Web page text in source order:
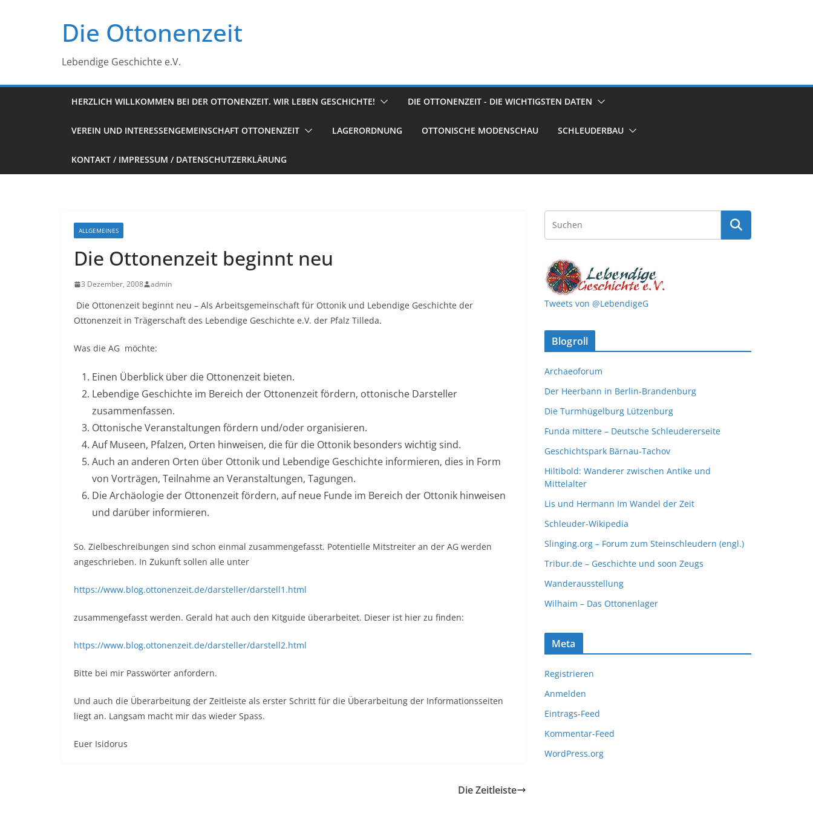
Die Ottonenzeit
Lebendige Geschichte e.V.
HERZLICH WILLKOMMEN BEI DER OTTONENZEIT. WIR LEBEN GESCHICHTE! DIE OTTONENZEIT - DIE WICHTIGSTEN DATEN
VEREIN UND INTERESSENGEMEINSCHAFT OTTONENZEIT LAGERORDNUNG OTTONISCHE MODENSCHAU SCHLEUDERBAU
KONTAKT / IMPRESSUM / DATENSCHUTZERKLÄRUNG
ALLGEMEINES
Die Ottonenzeit beginnt neu
3 Dezember, 2008 admin
Die Ottonenzeit beginnt neu – Als Arbeitsgemeinschaft für Ottonik und Lebendige Geschichte der
Ottonenzeit in Trägerschaft des Lebendige Geschichte e.V. der Pfalz Tilleda.
Was die AG möchte:
Einen Überblick über die Ottonenzeit bieten.
Lebendige Geschichte im Bereich der Ottonenzeit fördern, ottonische Darsteller
zusammenfassen.
Ottonische Veranstaltungen fördern und/oder organisieren.
Auf Museen, Pfalzen, Orten hinweisen, die für die Ottonik besonders wichtig sind.
Auch an anderen Orten über Ottonik und Lebendige Geschichte informieren, dies in Form
von Vorträgen, Teilnahme an Veranstaltungen, Tagungen.
Die Archäologie der Ottonenzeit fördern, auf neue Funde im Bereich der Ottonik hinweisen
und darüber informieren.
So. Zielbeschreibungen sind schon einmal zusammengefasst. Potentielle Mitstreiter an der AG werden
angeschrieben. In Zukunft sollen alle unter
https://www.blog.ottonenzeit.de/darsteller/darstell1.html
zusammengefasst werden. Gerald hat auch den Kitguide überarbeitet. Dieser ist hier zu finden:
https://www.blog.ottonenzeit.de/darsteller/darstell2.html
Bitte bei mir Passwörter anfordern.
Und auch die Überarbeitung der Zeitleiste als erster Schritt für die Überarbeitung der Informationsseiten
liegt an. Langsam macht mir das wieder Spass.
Euer Isidorus
Die Zeitleiste
Tweets von @LebendigeG
Blogroll
Archaeoforum
Der Heerbann in Berlin-Brandenburg
Die Turmhügelburg Lützenburg
Funda mittere – Deutsche Schleudererseite
Geschichtspark Bärnau-Tachov
Hiltibold: Wanderer zwischen Antike und
Mittelalter
Lis und Hermann Im Wandel der Zeit
Schleuder-Wikipedia
Slinging.org – Forum zum Steinschleudern (engl.)
Tribur.de – Geschichte und soon Zeugs
Wanderausstellung
Wilhaim – Das Ottonenlager
Meta
Registrieren
Anmelden
Eintrags-Feed
Kommentar-Feed
WordPress.org